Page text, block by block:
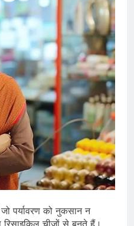
पर्यावरण को नुकसान न